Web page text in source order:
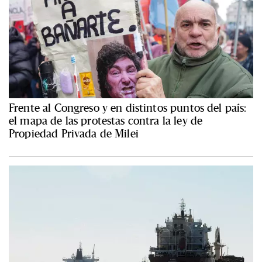
Frente al Congreso y en distintos puntos del país:
el mapa de las protestas contra la ley de
Propiedad Privada de Milei